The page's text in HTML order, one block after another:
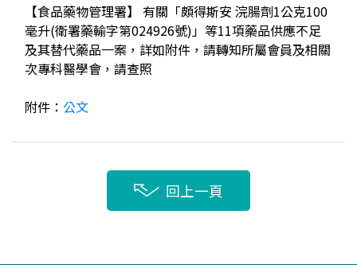
【食品藥物管理署】 有關「頗得斯安 浣腸劑1公克100
毫升(衛署藥輸字第024926號)」等11項藥品供應不足
及其替代藥品一案，詳如附件，請轉知所屬會員及相關
次專科醫學會，請查照
附件： 公文
回上一頁